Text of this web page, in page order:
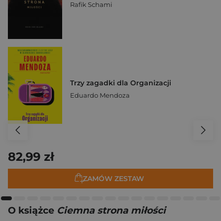
Rafik Schami
Trzy zagadki dla Organizacji
Eduardo Mendoza
82,99 zł
ZAMÓW ZESTAW
O książce Ciemna strona miłości